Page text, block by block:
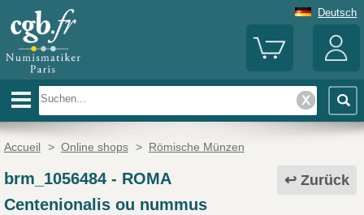
Deutsch
Accueil > Online shops > Römische Münzen
Zurück
brm_1056484- ROMA
Centenionalis ou nummus